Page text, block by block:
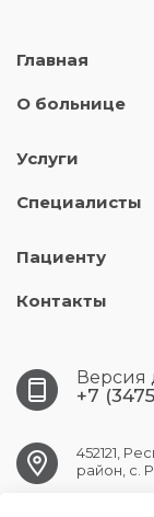
Главная
О больнице
Услуги
Специалисты
Пациенту
Контакты
Версия
+7
452121,
район, с.